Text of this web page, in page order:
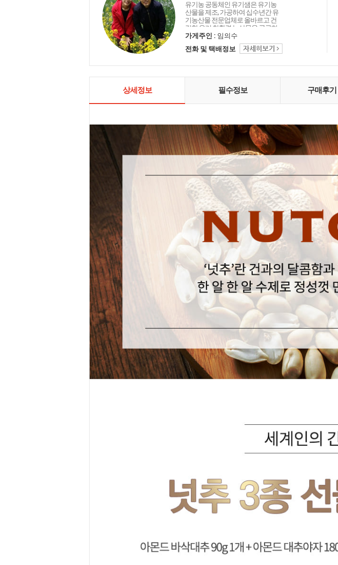
유기농 공동체인 유기샘은 유기농
산물을 제조, 가공하여 십수년간 유
기농산물 전문업체로 올바르고 건
강한 우리 친환경 농산물을 공급하
는 생명 중심의 농업공동체입니다.
유기샘이 드리는 세 가지 약속 1.올
곧은 친환경 명인이 지은 농산물로
주는 제품을 만들겠습니다. 3. 철저
가게주인 : 임의수
전화 및 택배정보
상세정보 필수정보 구매후기